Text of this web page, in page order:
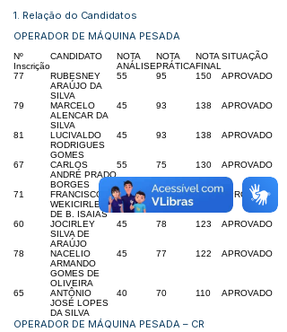
1. Relação do Candidatos
OPERADOR DE MÁQUINA PESADA
Nº
Inscrição
CANDIDATO
NOTA
ANÁLISE
NOTA
PRÁTICA
NOTA
FINAL
SITUAÇÃO
77
RUBESNEY
ARAÚJO DA
SILVA
55 95 150 APROVADO
79
MARCELO
ALENCAR DA
SILVA
45 93 138 APROVADO
81
LUCIVALDO
RODRIGUES
GOMES
45 93 138 APROVADO
67
CARLOS
ANDRÉ PRADO
BORGES
55 75 130 APROVADO
71
FRANCISCO
WEKICIRLEY
DE B. ISAIAS
40 83 123 APROVADO
60
JOCIRLEY
SILVA DE
ARAÚJO
45 78 123 APROVADO
78
NACELIO
ARMANDO
GOMES DE
OLIVEIRA
45 77 122 APROVADO
65
ANTÔNIO
JOSÉ LOPES
DA SILVA
40 70 110 APROVADO
OPERADOR DE MÁQUINA PESADA – CR